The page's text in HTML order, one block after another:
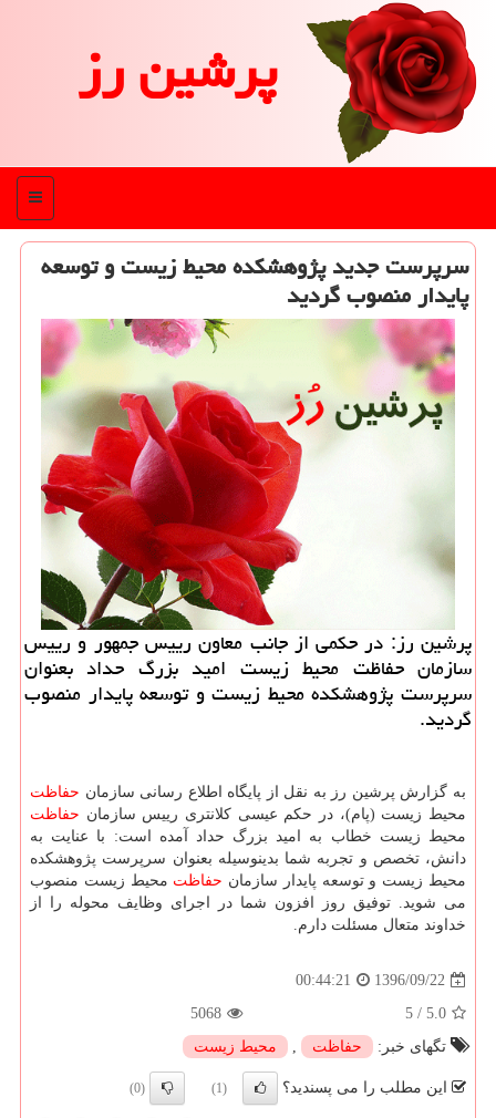
پرشین رز
منو
سرپرست جدید پژوهشكده محیط زیست و توسعه
پایدار منصوب گردید
پرشین رز: در حكمی از جانب معاون رییس جمهور و رییس
سازمان حفاظت محیط زیست امید بزرگ حداد بعنوان
سرپرست پژوهشكده محیط زیست و توسعه پایدار منصوب
گردید.
به گزارش پرشین رز به نقل از پایگاه اطلاع رسانی سازمان حفاظت
محیط زیست (پام)، در حكم عیسی كلانتری رییس سازمان حفاظت
محیط زیست خطاب به امید بزرگ حداد آمده است: با عنایت به
دانش، تخصص و تجربه شما بدینوسیله بعنوان سرپرست پژوهشكده
محیط زیست و توسعه پایدار سازمان حفاظت محیط زیست منصوب
می شوید. توفیق روز افزون شما در اجرای وظایف محوله را از
خداوند متعال مسئلت دارم.
1396/09/22
00:44:21
5.0
/
5
5068
تگهای خبر:
حفاظت , محیط زیست
این مطلب را می پسندید؟ (1)
(0)